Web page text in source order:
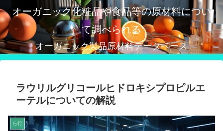
オーガニック化粧品や食品等の原材料につい
て調べられる
オーガニック製品原材料データベース
ラウリルグリコールヒドロキシプロピルエ
ーテルについての解説
ら行